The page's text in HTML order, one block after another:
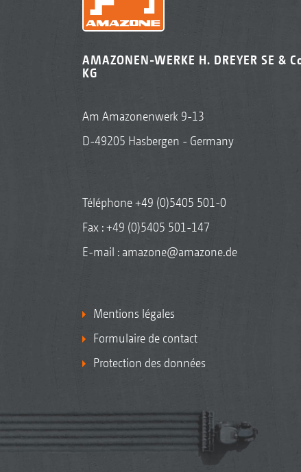
AMAZONEN-WERKE H. DREYER SE &
KG
Am Amazonenwerk 9-13
D-49205 Hasbergen - Germany
Téléphone+49 (0)5405 501-0
Fax : +49 (0)5405 501-147
E-mail : amazone@amazone.de
Mentions légales
Formulaire de contact
Protection des données